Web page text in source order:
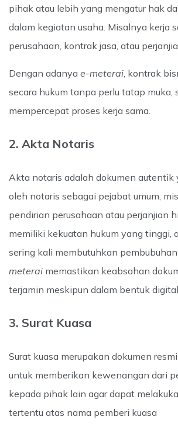
pihak atau lebih yang mengatur hak
dalam kegiatan usaha. Misalnya kerja
perusahaan, kontrak jasa, atau
Dengan adanya e-meterai, kontrak
secara hukum tanpa perlu tatap muka,
mempercepat proses kerja sama.
2. Akta Notaris
Akta notaris adalah dokumen autentik
oleh notaris sebagai pejabat umum,
pendirian perusahaan atau perjanjian
memiliki kekuatan hukum yang tinggi,
sering kali membutuhkan
meterai memastikan keabsahan
terjamin meskipun dalam bentuk
3. Surat Kuasa
Surat kuasa merupakan dokumen
untuk memberikan kewenangan dari
kepada pihak lain agar dapat
tertentu atas nama pemberi kuasa